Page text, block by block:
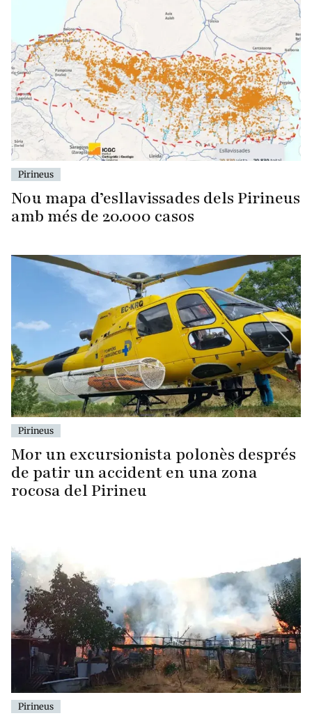
Pirineus
Nou mapa d’esllavissades dels Pirineus
amb més de 20.000 casos
Pirineus
Mor un excursionista polonès després
de patir un accident en una zona
rocosa del Pirineu
Pirineus